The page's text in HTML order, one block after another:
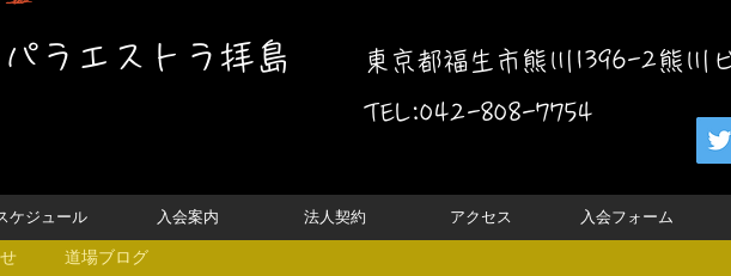
ラエストラ拝島
東京都福生市熊川1396-2熊川
TEL:042-808-7754
ケジュール 入会案内 法人契約 アクセス 入会フォーム
道場ブログ